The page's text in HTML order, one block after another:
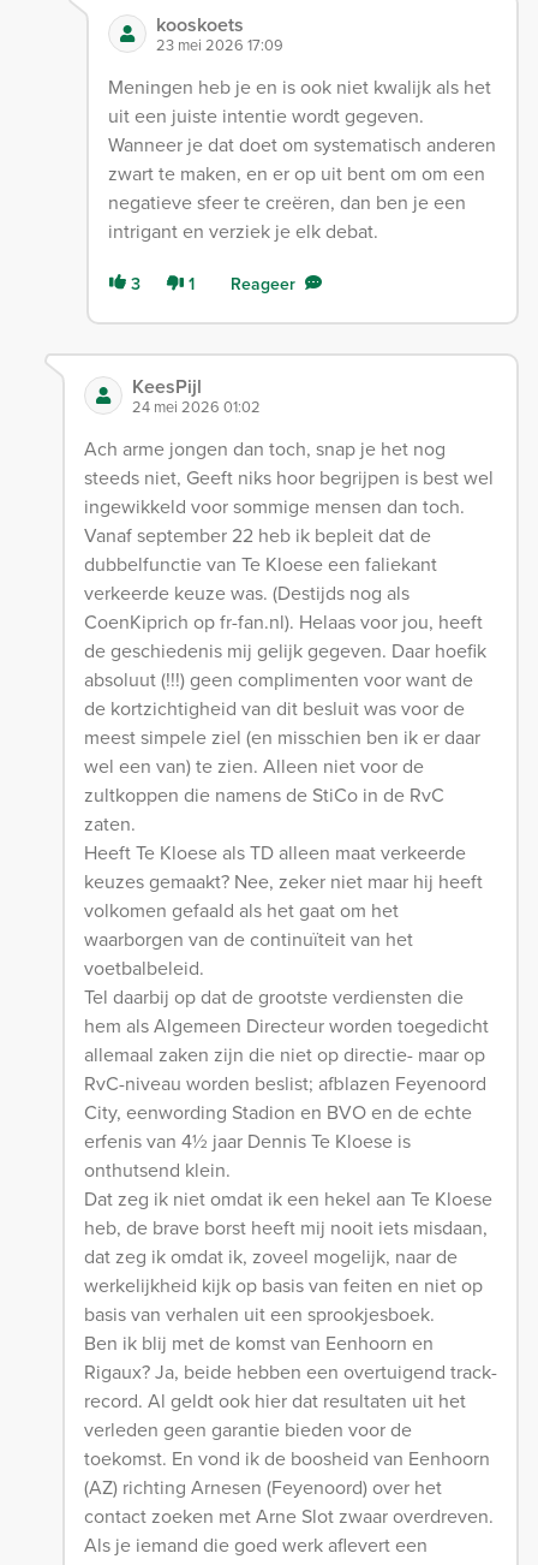
kooskoets
23 mei 2026 17:09
Meningen heb je en is ook niet kwalijk als het
uit een juiste intentie wordt gegeven.
Wanneer je dat doet om systematisch anderen
zwart te maken, en er op uit bent om om een
negatieve sfeer te creëren, dan ben je een
intrigant en verziek je elk debat.
3 1 Reageer
KeesPijl
24 mei 2026 01:02
Ach arme jongen dan toch, snap je het nog
steeds niet, Geeft niks hoor begrijpen is best wel
ingewikkeld voor sommige mensen dan toch.
Vanaf september 22 heb ik bepleit dat de
dubbelfunctie van Te Kloese een faliekant
verkeerde keuze was. (Destijds nog als
CoenKiprich op fr-fan.nl). Helaas voor jou, heeft
de geschiedenis mij gelijk gegeven. Daar hoefik
absoluut (!!!) geen complimenten voor want de
de kortzichtigheid van dit besluit was voor de
meest simpele ziel (en misschien ben ik er daar
wel een van) te zien. Alleen niet voor de
zultkoppen die namens de StiCo in de RvC
zaten.
Heeft Te Kloese als TD alleen maat verkeerde
keuzes gemaakt? Nee, zeker niet maar hij heeft
volkomen gefaald als het gaat om het
waarborgen van de continuïteit van het
voetbalbeleid.
Tel daarbij op dat de grootste verdiensten die
hem als Algemeen Directeur worden toegedicht
allemaal zaken zijn die niet op directie- maar op
RvC-niveau worden beslist; afblazen Feyenoord
City, eenwording Stadion en BVO en de echte
erfenis van 4½ jaar Dennis Te Kloese is
onthutsend klein.
Dat zeg ik niet omdat ik een hekel aan Te Kloese
heb, de brave borst heeft mij nooit iets misdaan,
dat zeg ik omdat ik, zoveel mogelijk, naar de
werkelijkheid kijk op basis van feiten en niet op
basis van verhalen uit een sprookjesboek.
Ben ik blij met de komst van Eenhoorn en
Rigaux? Ja, beide hebben een overtuigend track-
record. Al geldt ook hier dat resultaten uit het
verleden geen garantie bieden voor de
toekomst. En vond ik de boosheid van Eenhoorn
(AZ) richting Arnesen (Feyenoord) over het
contact zoeken met Arne Slot zwaar overdreven.
Als je iemand die goed werk aflevert een